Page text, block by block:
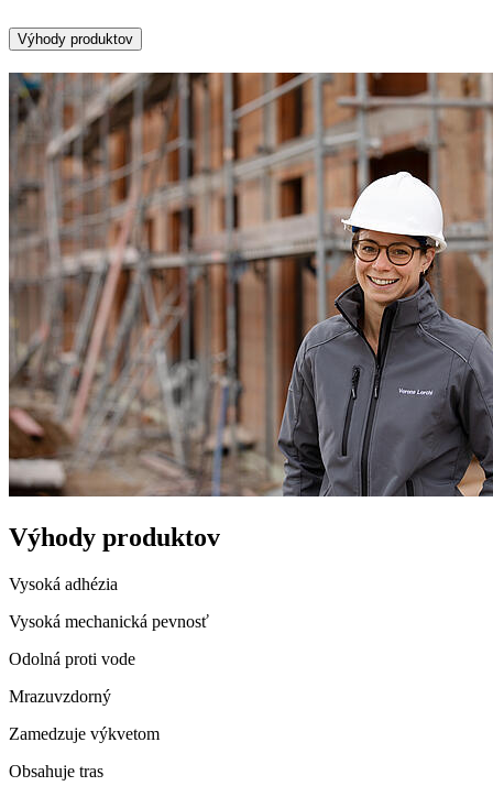
Výhody produktov
Výhody produktov
Vysoká adhézia
Vysoká mechanická pevnosť
Odolná proti vode
Mrazuvzdorný
Zamedzuje výkvetom
Obsahuje tras